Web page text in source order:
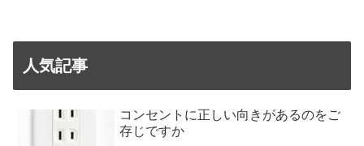
人気記事
コンセントに正しい向きがあるのをご
存じですか